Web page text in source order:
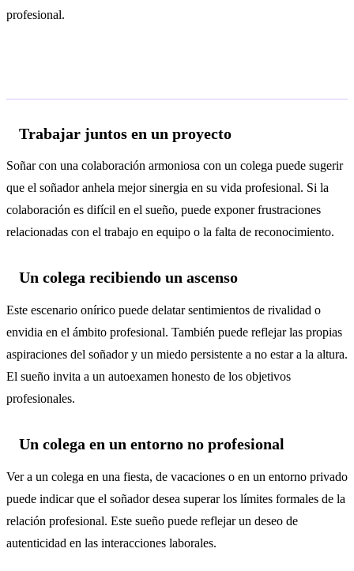
profesional.
Trabajar juntos en un proyecto
Soñar con una colaboración armoniosa con un colega puede sugerir
que el soñador anhela mejor sinergia en su vida profesional. Si la
colaboración es difícil en el sueño, puede exponer frustraciones
relacionadas con el trabajo en equipo o la falta de reconocimiento.
Un colega recibiendo un ascenso
Este escenario onírico puede delatar sentimientos de rivalidad o
envidia en el ámbito profesional. También puede reflejar las propias
aspiraciones del soñador y un miedo persistente a no estar a la altura.
El sueño invita a un autoexamen honesto de los objetivos
profesionales.
Un colega en un entorno no profesional
Ver a un colega en una fiesta, de vacaciones o en un entorno privado
puede indicar que el soñador desea superar los límites formales de la
relación profesional. Este sueño puede reflejar un deseo de
autenticidad en las interacciones laborales.